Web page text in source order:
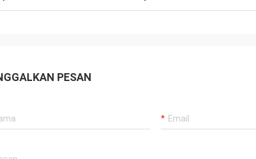
PESAN